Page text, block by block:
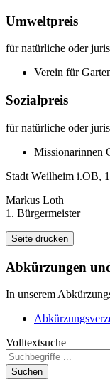
Umweltpreis
für natürliche oder
Verein für
Sozialpreis
für natürliche oder
Missionarinnen
Stadt Weilheim i.OB,
Markus Loth
1. Bürgermeister
Seite drucken
Abkürzungen
In unserem
Volltextsuche
Suchen